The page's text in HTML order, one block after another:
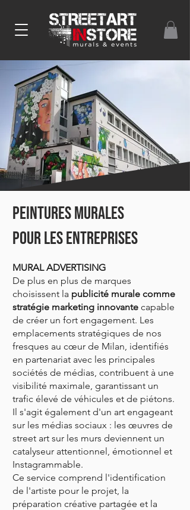
PEINTURES MURALES
pour les entreprises
MURAL ADVERTISING
De plus en plus de marques
choisissent la publicité murale comme
stratégie marketing innovante capable
de créer un fort engagement. Les
emplacements stratégiques de nos
fresques au cœur de Milan, identifiés
en partenariat avec les principales
sociétés de médias, contribuent à une
visibilité maximale, garantissant un
trafic élevé de véhicules et de piétons.
Il s'agit également d'un art engageant
sur les médias sociaux : les œuvres de
street art sur les murs deviennent un
catalyseur attentionnel, émotionnel et
Instagrammable.
Ce service comprend l'identification
de l'artiste pour le projet, la
préparation créative partagée et la